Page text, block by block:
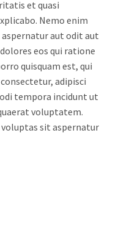
et quasi
Nemo enim
aut odit aut
eos qui ratione
quisquam est, qui
adipisci
tempora incidunt ut
voluptatem.
sit aspernatur